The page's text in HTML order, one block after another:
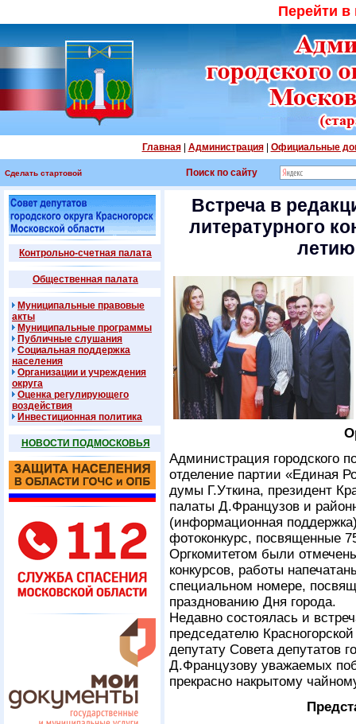
Перейти
Главная| Администрация| Официальные
Сделать стартовой Поиск по сайту
Контрольно-счетная палата
Общественная палата
Муниципальные правовые
акты
Муниципальные программы
Публичные слушания
Социальная поддержка
населения
Организации и учреждения
округа
Оценка регулирующего
воздействия
Инвестиционная политика
НОВОСТИ ПОДМОСКОВЬЯ
Встреча в
литературного
летию
Администрация городского
отделение партии «Единая
думы Г.Уткина, президент
палаты Д.Французов и
(информационная
фотоконкурс, посвященные
Оргкомитетом были
конкурсов, работы
специальном номере,
празднованию Дня города.
Недавно состоялась и
председателю
депутату Совета депутатов
Д.Французову уважаемых
прекрасно накрытому